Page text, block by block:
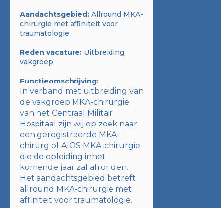
Aandachtsgebied: Allround MKA-
chirurgie met affiniteit voor
traumatologie
Reden vacature: Uitbreiding
vakgroep
Functieomschrijving:
In verband met uitbreiding van
de vakgroep MKA-chirurgie
van het Centraal Militair
Hospitaal zijn wij op zoek naar
een geregistreerde MKA-
chirurg of AIOS MKA-chirurgie
die de opleiding inhet
komende jaar zal afronden.
Het aandachtsgebied betreft
allround MKA-chirurgie met
affiniteit voor traumatologie.